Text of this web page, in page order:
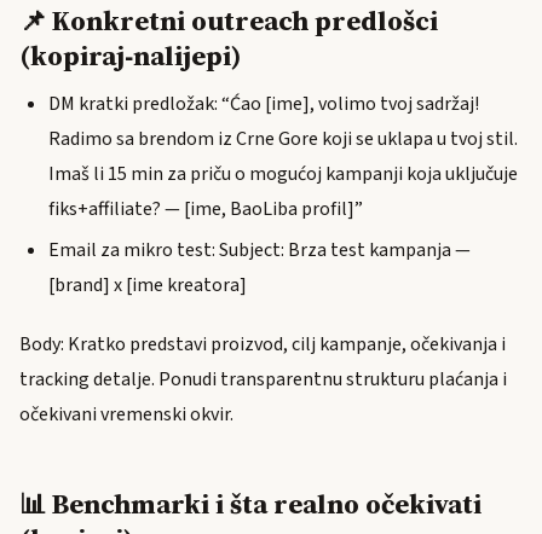
📌 Konkretni outreach predlošci
(kopiraj‑nalijepi)
DM kratki predložak: “Ćao [ime], volimo tvoj sadržaj!
Radimo sa brendom iz Crne Gore koji se uklapa u tvoj stil.
Imaš li 15 min za priču o mogućoj kampanji koja uključuje
fiks+affiliate? — [ime, BaoLiba profil]”
Email za mikro test: Subject: Brza test kampanja —
[brand] x [ime kreatora]
Body: Kratko predstavi proizvod, cilj kampanje, očekivanja i
tracking detalje. Ponudi transparentnu strukturu plaćanja i
očekivani vremenski okvir.
📊 Benchmarki i šta realno očekivati